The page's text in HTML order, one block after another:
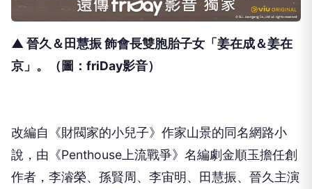
▲ 晉久＆田慧振 飾會長雙胞胎子女「姜在成＆姜在
京」。（圖：friDay影音）
改編自《財閥家的小兒子》作家山景的同名網路小
說，由《Penthouse上流戰爭》名編劇金順玉擔任創
作者，李濬榮、 孫賢周、李宙明、田慧振、晉久主演